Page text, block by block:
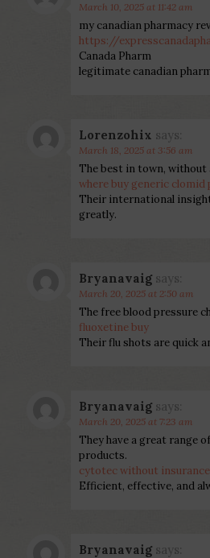
March 10, 2025 at 11:42 am
my canadian pharmacy
https://
Canada Pharm
legitimate canadian
Lorenzohix says:
March 18, 2025 at 3:56 am
The best in town, without
where buy generic clomid
Their international
greatly.
Bryanavaig says:
March 20, 2025 at 2:50 am
The free blood pressure
fluoxetine buy
Their flu shots are quick
Bryanavaig says:
March 20, 2025 at 7:23 am
They have a great range
products.
cytotec without insurance
Efficient, effective, and
Bryanavaig says: